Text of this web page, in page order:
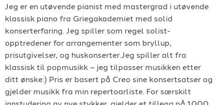
For arrangører
For musiker
Support
Jeg er en utøvende pianist med mastergrad i utøvende
klassisk piano fra Griegakademiet med solid
konserterfaring. Jeg spiller som regel solist-
opptredener for arrangementer som bryllup,
prisutgivelser, og huskonserter. ​Jeg spiller alt fra
klassisk til popmusikk – jeg tilpasser musikken etter
ditt ønske:) Pris er basert på Creo sine konsertsatser og
gjelder musikk fra min repertoarliste. For særskilt